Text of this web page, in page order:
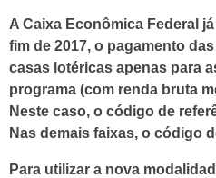
A Caixa Econômica Federal
fim de 2017, o pagamento
casas lotéricas apenas para
programa (com renda bruta
Neste caso, o código de
Nas demais faixas, o código
Para utilizar a nova